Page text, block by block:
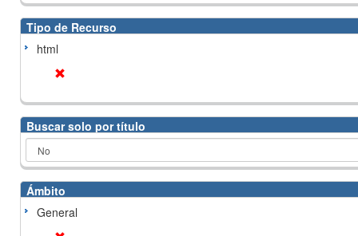
Tipo de Recurso
html
Buscar solo por título
Ámbito
General